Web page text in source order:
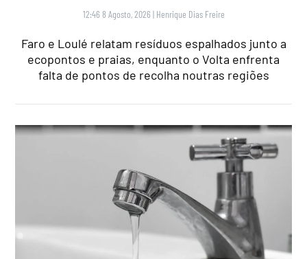
12:46 8 Agosto, 2026 | Henrique Dias Freire
Faro e Loulé relatam resíduos espalhados junto a
ecopontos e praias, enquanto o Volta enfrenta
falta de pontos de recolha noutras regiões